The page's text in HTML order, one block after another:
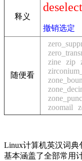
释义
deselect
撤销选定
随便看
zine zip
zoomail
Linux计算机英汉词典
基本涵盖了全部常用